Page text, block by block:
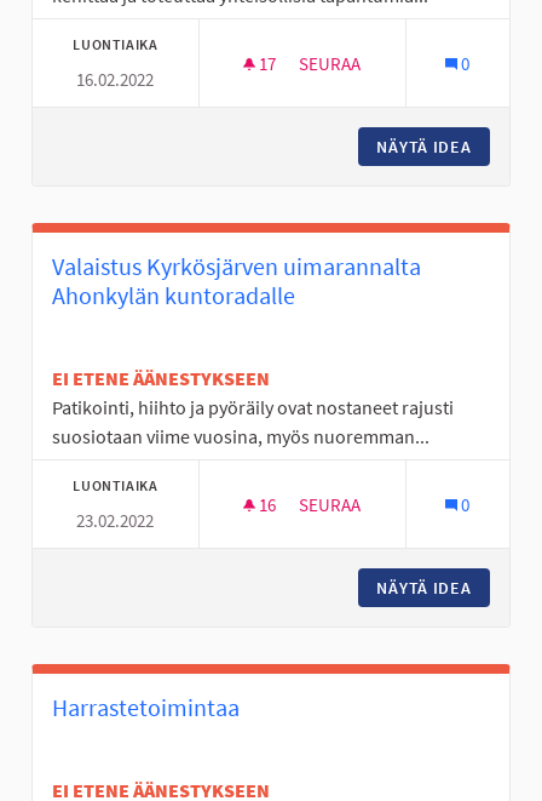
LUONTIAIKA
16.02.2022
17 17 SEURAAJAA
SEURAA 0
NÄYTÄ IDEA
Valaistus Kyrkösjärven uimarannalta
Ahonkylän kuntoradalle
EI ETENE ÄÄNESTYKSEEN
Patikointi, hiihto ja pyöräily ovat nostaneet rajusti
suosiotaan viime vuosina, myös nuoremman...
LUONTIAIKA
23.02.2022
16 16 SEURAAJAA
SEURAA 0
NÄYTÄ IDEA
Harrastetoimintaa
EI ETENE ÄÄNESTYKSEEN